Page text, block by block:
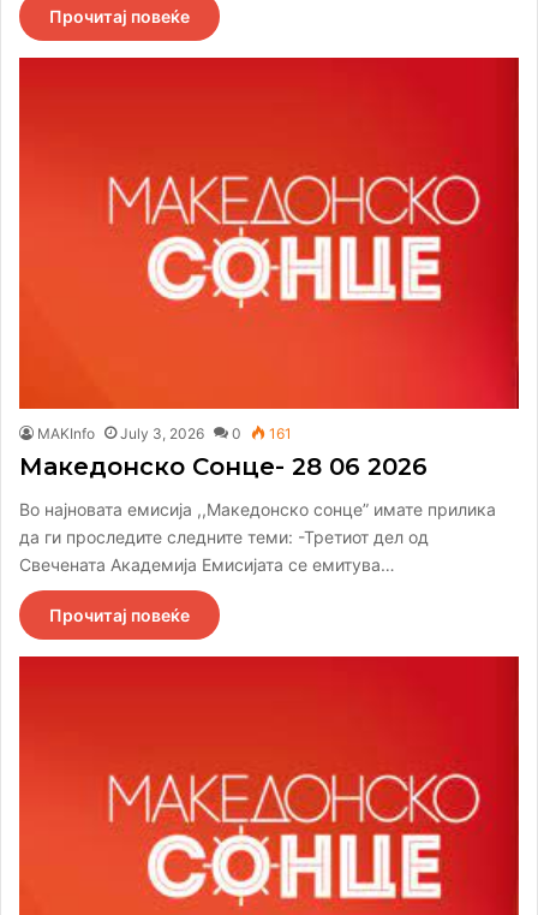
Прочитај повеќе
MAKInfo July 3, 2026 0 161
Македонско Сонце- 28 06 2026
Во најновата емисија ,,Македонско сонце” имате прилика
да ги проследите следните теми: -Третиот дел од
Свечената Академија Eмисијата се емитува…
Прочитај повеќе